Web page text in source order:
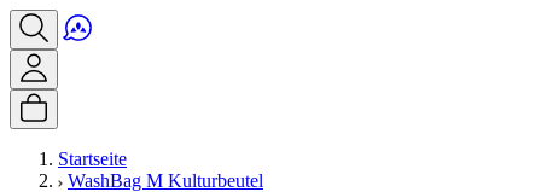
Startseite
WashBag M Kulturbeutel